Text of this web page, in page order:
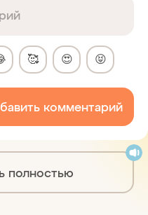
🥰 😍 😝
комментарий
полностью